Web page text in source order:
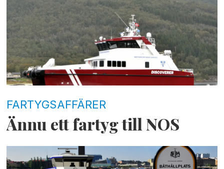
FARTYGSAFFÄRER
Ännu ett fartyg till NOS